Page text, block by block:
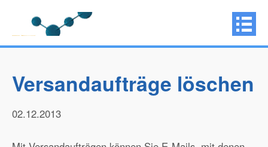
Versandaufträge löschen
02.12.2013